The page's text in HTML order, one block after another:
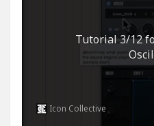
Tutorial 3/12
Icon Collective